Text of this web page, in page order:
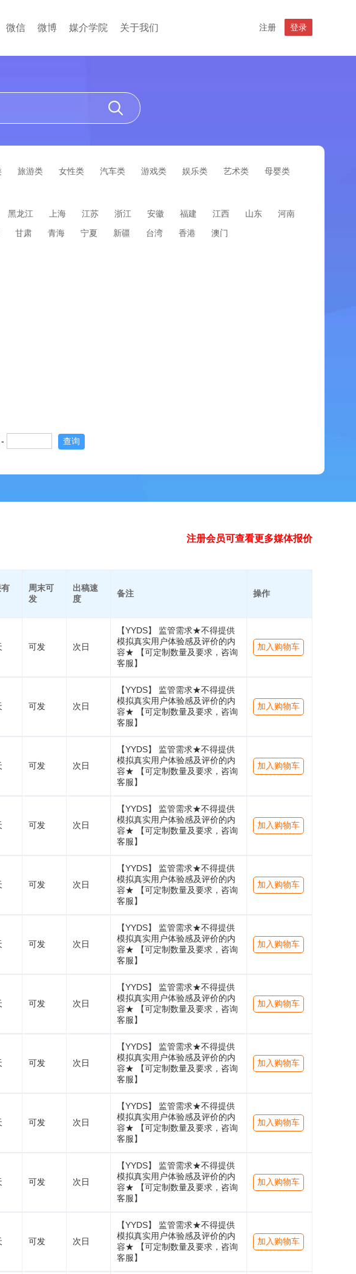
业问答
微信 微博 媒介学院 关于我们 注册 登录
旅游类 女性类 汽车类 游戏类 娱乐类 艺术类
母婴类
黑龙江 上海 江苏 浙江 安徽 福建 江西 山东
河南
甘肃 青海 宁夏 新疆 台湾 香港 澳门
- 查询
注册会员可查看更多媒体报价
周末可
发
出稿速
度
备注 操作
可发 次日
【YYDS】 监管需求★不得提供
模拟真实用户体验感及评价的内
容★ 【可定制数量及要求，咨询
客服】
加入购物车
可发 次日
【YYDS】 监管需求★不得提供
模拟真实用户体验感及评价的内
容★ 【可定制数量及要求，咨询
客服】
加入购物车
可发 次日
【YYDS】 监管需求★不得提供
模拟真实用户体验感及评价的内
容★ 【可定制数量及要求，咨询
客服】
加入购物车
可发 次日
【YYDS】 监管需求★不得提供
模拟真实用户体验感及评价的内
容★ 【可定制数量及要求，咨询
客服】
加入购物车
可发 次日
【YYDS】 监管需求★不得提供
模拟真实用户体验感及评价的内
容★ 【可定制数量及要求，咨询
客服】
加入购物车
可发 次日
【YYDS】 监管需求★不得提供
模拟真实用户体验感及评价的内
容★ 【可定制数量及要求，咨询
客服】
加入购物车
可发 次日
【YYDS】 监管需求★不得提供
模拟真实用户体验感及评价的内
容★ 【可定制数量及要求，咨询
客服】
加入购物车
可发 次日
【YYDS】 监管需求★不得提供
模拟真实用户体验感及评价的内
容★ 【可定制数量及要求，咨询
客服】
加入购物车
可发 次日
【YYDS】 监管需求★不得提供
模拟真实用户体验感及评价的内
容★ 【可定制数量及要求，咨询
客服】
加入购物车
可发 次日
【YYDS】 监管需求★不得提供
模拟真实用户体验感及评价的内
容★ 【可定制数量及要求，咨询
客服】
加入购物车
可发 次日
【YYDS】 监管需求★不得提供
模拟真实用户体验感及评价的内
容★ 【可定制数量及要求，咨询
客服】
加入购物车